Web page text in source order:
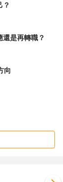
？
是再轉職？
向